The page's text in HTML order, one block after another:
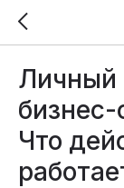
Личный
бизнес-
Что